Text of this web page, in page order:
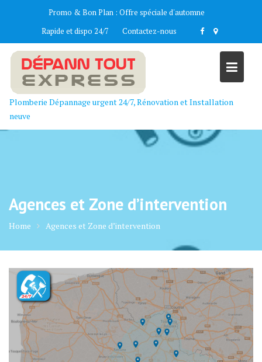
Promo & Bon Plan : Offre spéciale d'automne
Rapide et dispo 24/7
Contactez-nous
Plomberie Dépannage urgent 24/7, Rénovation et Installation
neuve
Agences et Zone d’intervention
Home Agences et Zone d’intervention